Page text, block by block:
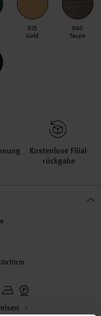
025
Gold
040
Taupe
Kosten­lose Filial­
rückgabe